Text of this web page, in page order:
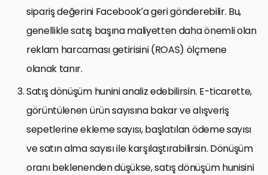
sipariş değerini Facebook’a geri gönderebilir. Bu,
genellikle satış başına maliyetten daha önemli olan
reklam harcaması getirisini (ROAS) ölçmene
olanak tanır.
Satış dönüşüm hunini analiz edebilirsin. E-ticarette,
görüntülenen ürün sayısına bakar ve alışveriş
sepetlerine ekleme sayısı, başlatılan ödeme sayısı
ve satın alma sayısı ile karşılaştırabilirsin. Dönüşüm
oranı beklenenden düşükse, satış dönüşüm hunisini